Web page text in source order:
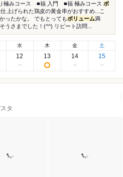
極みコース ■福 入門 ■福 極みコース ボ
上げられた鶏皮の黄金串がおすすめ...こ
ったかな。 でもとってもボリューム満
うさまでした！(^^) リピート訪問...
水
12
木
13
金
14
土
15
タ